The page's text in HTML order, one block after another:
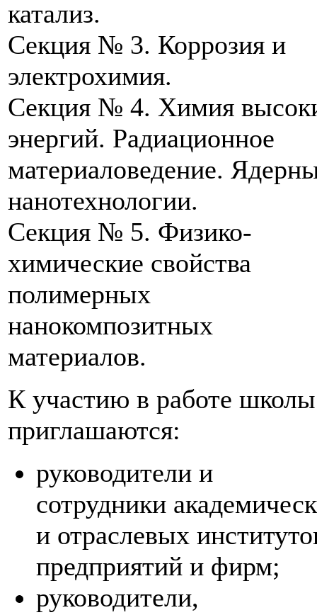
катализ.
Секция № 3. Коррозия и
электрохимия.
Секция № 4. Химия
энергий. Радиационное
материаловедение.
нанотехнологии.
Секция № 5. Физико-
химические свойства
полимерных
нанокомпозитных
материалов.
К участию в работе школы
приглашаются:
руководители и
сотрудники
и отраслевых
предприятий и фирм;
руководители,